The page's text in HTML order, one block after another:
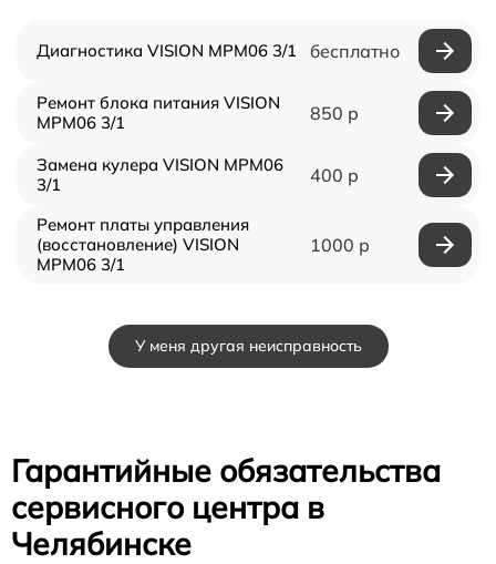
Диагностика VISION MPM06 3/1 бесплатно
Ремонт блока питания VISION
MPM06 3/1
850 р
Замена кулера VISION MPM06
3/1
400 р
Ремонт платы управления
(восстановление) VISION
MPM06 3/1
1000 р
У меня другая неисправность
Гарантийные обязательства
сервисного центра в
Челябинске